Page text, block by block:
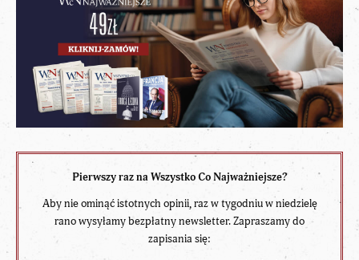
Pierwszy raz na Wszystko Co Najważniejsze?
Aby nie ominąć istotnych opinii, raz w tygodniu w niedzielę
rano wysyłamy bezpłatny newsletter. Zapraszamy do
zapisania się: